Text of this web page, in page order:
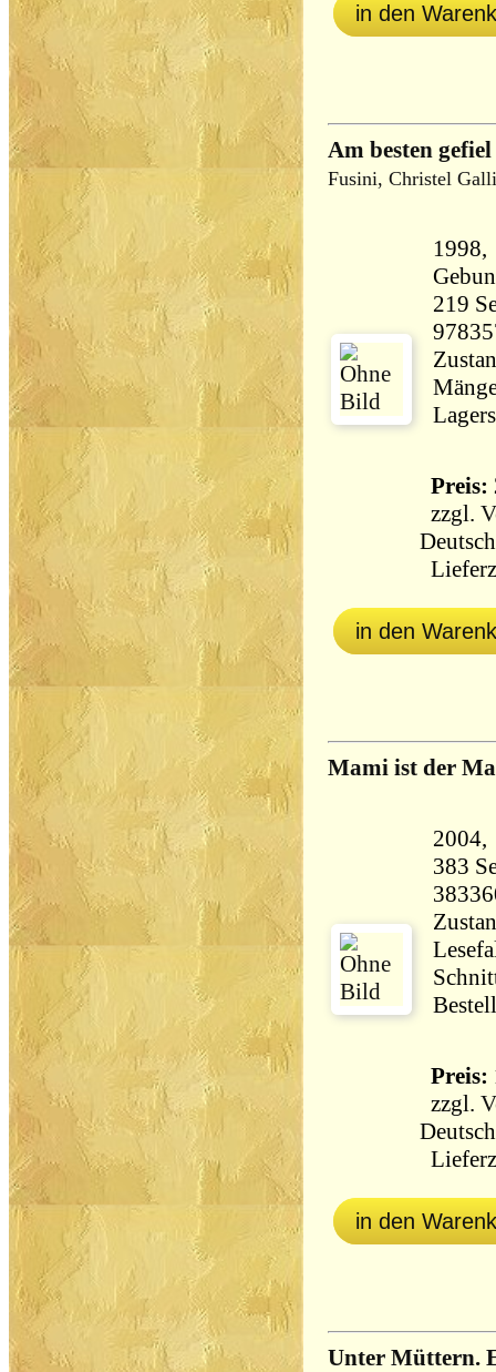
in den
Am besten
Fusini, Christel
219 Seiten
Preis:
zzgl.
in den
Mami ist der
383 Seiten
Preis:
zzgl.
in den
Unter Müttern.